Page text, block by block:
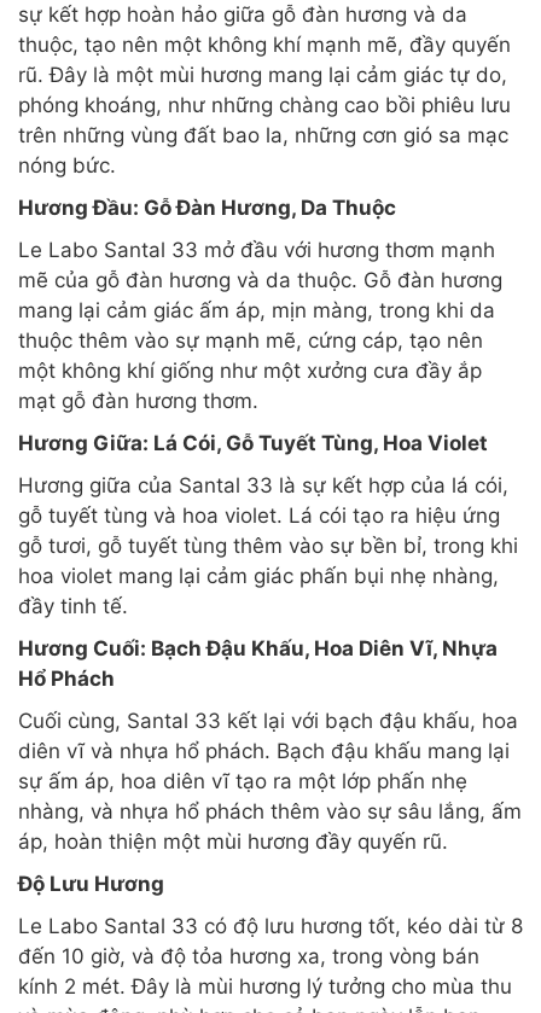
sự kết hợp hoàn hảo giữa gỗ đàn hương và da
thuộc, tạo nên một không khí mạnh mẽ, đầy quyến
rũ. Đây là một mùi hương mang lại cảm giác tự do,
phóng khoáng, như những chàng cao bồi phiêu lưu
trên những vùng đất bao la, những cơn gió sa mạc
nóng bức.
Hương Đầu: Gỗ Đàn Hương, Da Thuộc
Le Labo Santal 33 mở đầu với hương thơm mạnh
mẽ của gỗ đàn hương và da thuộc. Gỗ đàn hương
mang lại cảm giác ấm áp, mịn màng, trong khi da
thuộc thêm vào sự mạnh mẽ, cứng cáp, tạo nên
một không khí giống như một xưởng cưa đầy ắp
mạt gỗ đàn hương thơm.
Hương Giữa: Lá Cói, Gỗ Tuyết Tùng, Hoa Violet
Hương giữa của Santal 33 là sự kết hợp của lá cói,
gỗ tuyết tùng và hoa violet. Lá cói tạo ra hiệu ứng
gỗ tươi, gỗ tuyết tùng thêm vào sự bền bỉ, trong khi
hoa violet mang lại cảm giác phấn bụi nhẹ nhàng,
đầy tinh tế.
Hương Cuối: Bạch Đậu Khấu, Hoa Diên Vĩ, Nhựa
Hổ Phách
Cuối cùng, Santal 33 kết lại với bạch đậu khấu, hoa
diên vĩ và nhựa hổ phách. Bạch đậu khấu mang lại
sự ấm áp, hoa diên vĩ tạo ra một lớp phấn nhẹ
nhàng, và nhựa hổ phách thêm vào sự sâu lắng, ấm
áp, hoàn thiện một mùi hương đầy quyến rũ.
Độ Lưu Hương
Le Labo Santal 33 có độ lưu hương tốt, kéo dài từ 8
đến 10 giờ, và độ tỏa hương xa, trong vòng bán
kính 2 mét. Đây là mùi hương lý tưởng cho mùa thu